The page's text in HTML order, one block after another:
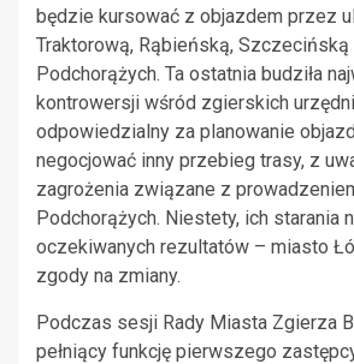
będzie kursować z objazdem przez
Traktorową, Rąbieńską, Szczecińską
Podchorążych. Ta ostatnia budziła
kontrowersji wśród zgierskich
odpowiedzialny za planowanie
negocjować inny przebieg trasy, z
zagrożenia związane z
Podchorążych. Niestety, ich starania
oczekiwanych rezultatów – miasto
zgody na zmiany.
Podczas sesji Rady Miasta Zgierza
pełniący funkcję pierwszego